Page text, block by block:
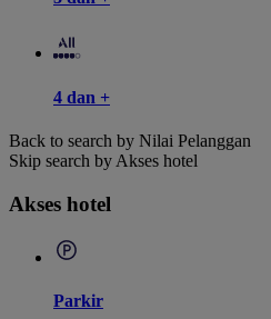
4 dan +
Back to search by Nilai Pelanggan
Skip search by Akses hotel
Akses hotel
Parkir